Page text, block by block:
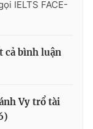
IELTS FACE-
cả bình luận
Vy trổ tài